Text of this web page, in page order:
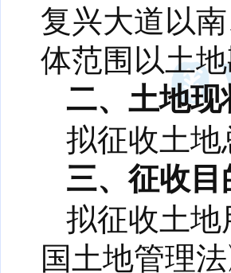
复兴大道以
体范围以土
二、土地现
拟征收土
三、征收目
拟征收土
国土地管理